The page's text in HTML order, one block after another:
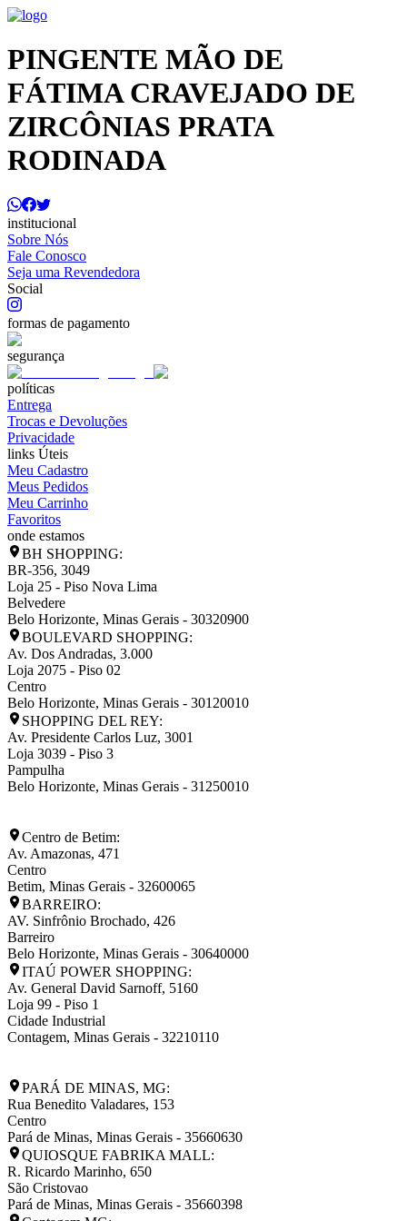
PINGENTE MÃO DE
FÁTIMA CRAVEJADO DE
ZIRCÔNIAS PRATA
RODINADA
institucional
Sobre Nós
Fale Conosco
Seja uma Revendedora
Social
formas de pagamento
segurança
políticas
Entrega
Trocas e Devoluções
Privacidade
links Úteis
Meu Cadastro
Meus Pedidos
Meu Carrinho
Favoritos
onde estamos
BH SHOPPING:
BR-356, 3049
Loja 25 - Piso Nova Lima
Belvedere
Belo Horizonte, Minas Gerais - 30320900
BOULEVARD SHOPPING:
Av. Dos Andradas, 3.000
Loja 2075 - Piso 02
Centro
Belo Horizonte, Minas Gerais - 30120010
SHOPPING DEL REY:
Av. Presidente Carlos Luz, 3001
Loja 3039 - Piso 3
Pampulha
Belo Horizonte, Minas Gerais - 31250010
Centro de Betim:
Av. Amazonas, 471
Centro
Betim, Minas Gerais - 32600065
BARREIRO:
AV. Sinfrônio Brochado, 426
Barreiro
Belo Horizonte, Minas Gerais - 30640000
ITAÚ POWER SHOPPING:
Av. General David Sarnoff, 5160
Loja 99 - Piso 1
Cidade Industrial
Contagem, Minas Gerais - 32210110
PARÁ DE MINAS, MG:
Rua Benedito Valadares, 153
Centro
Pará de Minas, Minas Gerais - 35660630
QUIOSQUE FABRIKA MALL:
R. Ricardo Marinho, 650
São Cristovao
Pará de Minas, Minas Gerais - 35660398